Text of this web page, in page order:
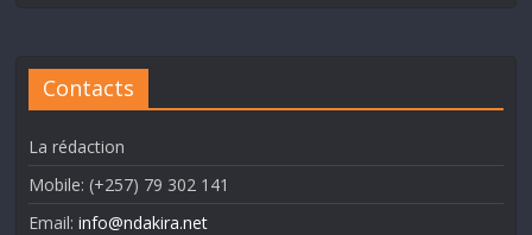
Contacts
La rédaction
Mobile: (+257) 79 302 141
Email:info@ndakira.net